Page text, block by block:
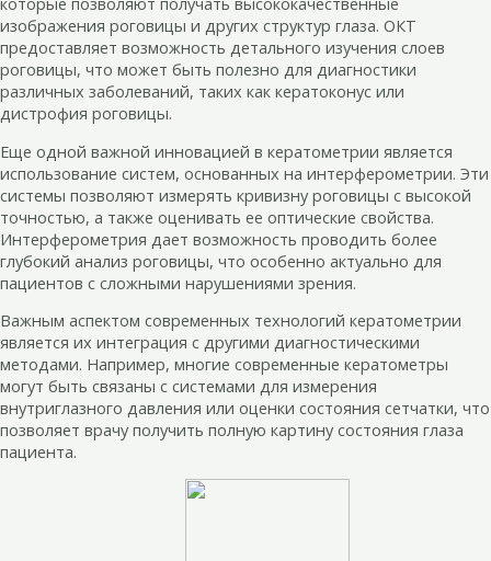
изображения роговицы и других структур глаза. ОКТ
предоставляет возможность детального изучения слоев
роговицы, что может быть полезно для диагностики
различных заболеваний, таких как кератоконус или
дистрофия роговицы.
Еще одной важной инновацией в кератометрии является
использование систем, основанных на интерферометрии. Эти
системы позволяют измерять кривизну роговицы с высокой
точностью, а также оценивать ее оптические свойства.
Интерферометрия дает возможность проводить более
глубокий анализ роговицы, что особенно актуально для
пациентов с сложными нарушениями зрения.
Важным аспектом современных технологий кератометрии
является их интеграция с другими диагностическими
методами. Например, многие современные кератометры
могут быть связаны с системами для измерения
внутриглазного давления или оценки состояния сетчатки, что
позволяет врачу получить полную картину состояния глаза
пациента.